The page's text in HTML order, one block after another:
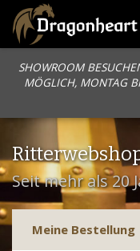
SHOWROOM
MÖGLICH, MONTAG
Seit mehr als 20
Meine Bestellung